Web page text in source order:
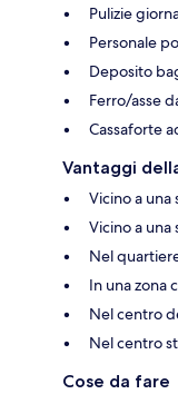
Pulizie
Personale
Deposito
Ferro/asse
Cassaforte
Vantaggi
Vicino a
Vicino a una
Nel
In una zona
Nel centro
Nel centro
Cose da fare